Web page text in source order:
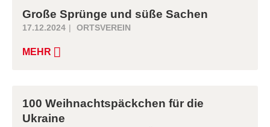
Große Sprünge und süße Sachen
17.12.2024 ORTSVEREIN
MEHR
100 Weihnachtspäckchen für die
Ukraine